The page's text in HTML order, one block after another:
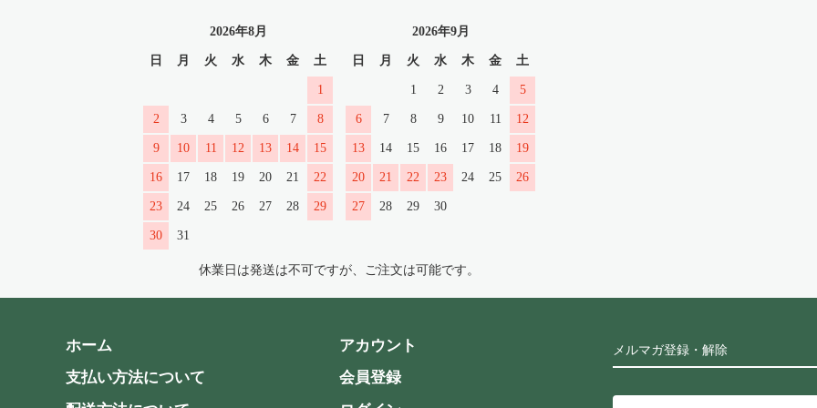
2026年8月
日 月 火 水 木 金 土
1
2 3 4 5 6 7 8
9 10 11 12 13 14 15
16 17 18 19 20 21 22
23 24 25 26 27 28 29
30 31
2026年9月
日 月 火 水 木 金 土
1 2 3 4 5
6 7 8 9 10 11 12
13 14 15 16 17 18 19
20 21 22 23 24 25 26
27 28 29 30
休業日は発送は不可ですが、ご注文は可能です。
メルマガ登録・解除
ホーム
支払い方法について
アカウント
会員登録